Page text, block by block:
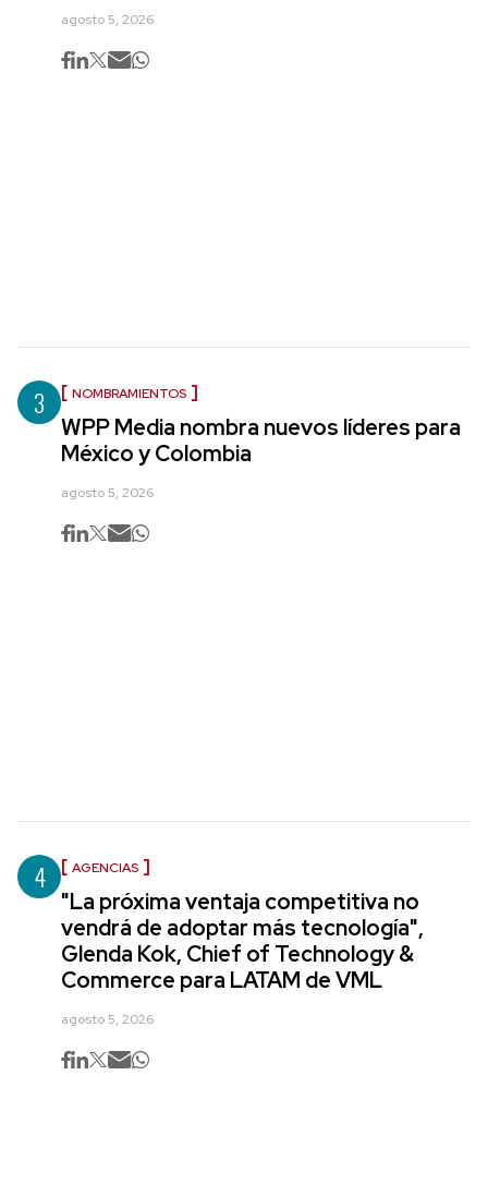
agosto 5, 2026
3 NOMBRAMIENTOS
WPP Media nombra nuevos líderes para
México y Colombia
agosto 5, 2026
4 AGENCIAS
"La próxima ventaja competitiva no
vendrá de adoptar más tecnología",
Glenda Kok, Chief of Technology &
Commerce para LATAM de VML
agosto 5, 2026